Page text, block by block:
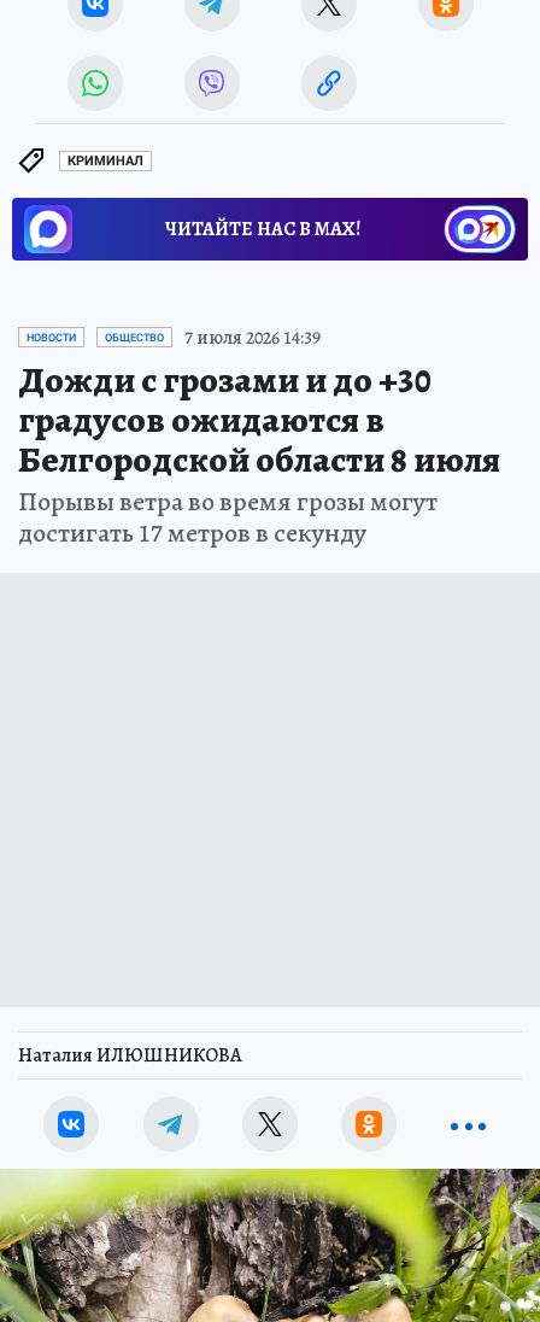
КРИМИНАЛ
ЧИТАЙТЕ НАС В МАХ!
НОВОСТИ ОБЩЕСТВО 7 июля 2026 14:39
Дожди с грозами и до +30
градусов ожидаются в
Белгородской области 8 июля
Порывы ветра во время грозы могут
достигать 17 метров в секунду
Наталия ИЛЮШНИКОВА